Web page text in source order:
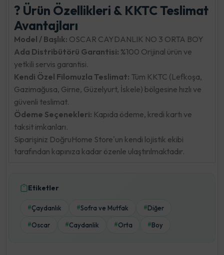
? Ürün Özellikleri & KKTC Teslimat
Avantajları
Model / Başlık: OSCAR CAYDANLIK NO 3 ORTA BOY
Ada Distribütörü Garantisi: %100 Orijinal ürün ve
yetkili servis garantisi.
Kendi Özel Filomuzla Teslimat: Tüm KKTC (Lefkoşa,
Gazimağusa, Girne, Güzelyurt, İskele) bölgesine hızlı ve
güvenli teslimat.
Ödeme Seçenekleri: Kapıda ödeme, kredi kartı ve
taksit imkanları.
Siparişiniz DoğruHome Store'un kendi lojistik ekibi
tarafından kapınıza kadar özenle ulaştırılmaktadır.
Etiketler
#Çaydanlık #Sofra ve Mutfak #Diğer
#Oscar #Caydanlik #Orta #Boy